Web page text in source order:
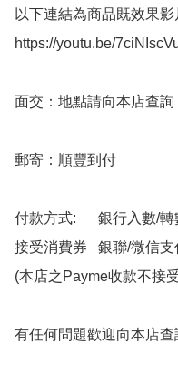
以下連結為商品既效果影
https://youtu.be/
面交：地點請向本店查詢
郵寄：順豐到付
付款方式:      銀行入數/
接受消費券   銀聯/微信
(本店之Payme收款不接
有任何問題歡迎向本店查